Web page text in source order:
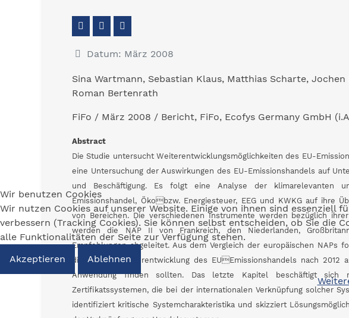
Datum: März 2008
Sina Wartmann, Sebastian Klaus, Matthias Scharte,
Roman Bertenrath
FiFo / März 2008 / Bericht, FiFo, Ecofys Germany GmbH
Abstract
Die Studie untersucht Weiterentwicklungsmöglichkeiten des EU-
eine Untersuchung der Auswirkungen des EU-Emissionshandels auf
und Beschäftigung. Es folgt eine Analyse der klimarelevanten
Emissionshandel, Ökobzw. Energiesteuer, EEG und KWKG auf ihre
von Bereichen. Die verschiedenen Instrumente werden bezüglich
werden die NAP II von Frankreich, den Niederlanden,
Empfehlungen abgeleitet. Aus dem Vergleich der europäischen NAPs
die bei der Weiterentwicklung des EUEmissionshandels nach 2012
Anwendung finden sollten. Das letzte Kapitel beschäftigt sich
Zertifikatssystemen, die bei der internationalen Verknüpfung solcher
identifiziert kritische Systemcharakteristika und skizziert
Wir benutzen Cookies
Wir nutzen Cookies auf unserer Website. Einige von ihnen sind
verbessern (Tracking Cookies). Sie können selbst entscheiden, ob Sie
alle Funktionalitäten der Seite zur Verfügung stehen.
Akzeptieren
Ablehnen